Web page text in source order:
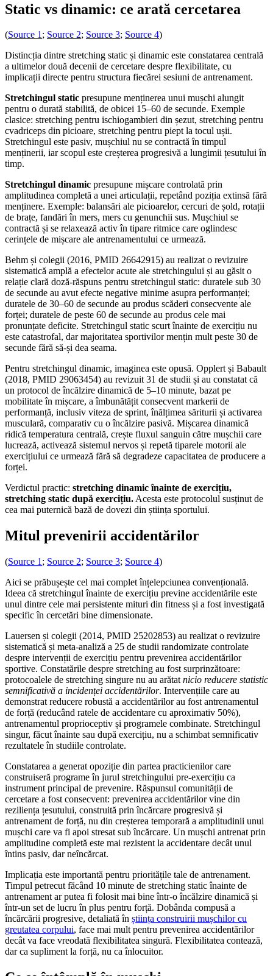
Static vs dinamic: ce arată cercetarea
(Source 1; Source 2; Source 3; Source 4)
Distincția dintre stretching static și dinamic este constatarea centrală
a ultimelor două decenii de cercetare despre flexibilitate, cu
implicații directe pentru structura fiecărei sesiuni de antrenament.
Stretchingul static presupune menținerea unui mușchi alungit
pentru o durată stabilită, de obicei 15–60 de secunde. Exemple
clasice: stretching pentru ischiogambieri din șezut, stretching pentru
cvadriceps din picioare, stretching pentru piept la tocul ușii.
Stretchingul este pasiv, mușchiul nu se contractă în timpul
menținerii, iar scopul este creșterea progresivă a lungimii țesutului în
timp.
Stretchingul dinamic presupune mișcare controlată prin
amplitudinea completă a unei articulații, repetând poziția extinsă fără
menținere. Exemple: balansări ale picioarelor, cercuri de șold, rotații
de brațe, fandări în mers, mers cu genunchii sus. Mușchiul se
contractă și se relaxează activ în tipare ritmice care oglindesc
cerințele de mișcare ale antrenamentului ce urmează.
Behm și colegii (2016, PMID 26642915) au realizat o revizuire
sistematică amplă a efectelor acute ale stretchingului și au găsit o
relație clară doză-răspuns pentru stretchingul static: duratele sub 30
de secunde au avut efecte negative minime asupra performanței;
duratele de 30–60 de secunde au produs scăderi consecvente ale
forței; duratele de peste 60 de secunde au produs cele mai
pronunțate deficite. Stretchingul static scurt înainte de exercițiu nu
este catastrofal, dar majoritatea sportivilor mențin mult peste 30 de
secunde fără să-și dea seama.
Pentru stretchingul dinamic, imaginea este opusă. Opplert și Babault
(2018, PMID 29063454) au revizuit 31 de studii și au constatat că
un protocol de încălzire dinamică de 5–10 minute, bazat pe
mobilitate în mișcare, a îmbunătățit consecvent markerii de
performanță, inclusiv viteza de sprint, înălțimea săriturii și activarea
musculară, comparativ cu o încălzire pasivă. Mișcarea dinamică
ridică temperatura centrală, crește fluxul sanguin către mușchii care
lucrează, activează sistemul nervos și repetă tiparele motorii ale
exercițiului ce urmează fără să degradeze capacitatea de producere a
forței.
Verdictul practic: stretching dinamic înainte de exercițiu,
stretching static după exercițiu.Acesta este protocolul susținut de
cea mai puternică bază de dovezi din știința sportului.
Mitul prevenirii accidentărilor
(Source 1 ; Source 2; Source 3; Source 4)
Aici se prăbușește cel mai complet înțelepciunea convențională.
Ideea că stretchingul înainte de exercițiu previne accidentările este
unul dintre cele mai persistente mituri din fitness și a fost investigată
specific în cercetări bine dimensionate.
Lauersen și colegii (2014, PMID 25202853) au realizat o revizuire
sistematică și meta-analiză a 25 de studii randomizate controlate
despre intervenții de exercițiu pentru prevenirea accidentărilor
sportive. Constatările despre stretching au fost surprinzătoare:
protocoalele de stretching singure nu au arătat nicio reducere statistic
semnificativă a incidenței accidentărilor. Intervențiile care au
demonstrat reducere robustă a accidentărilor au fost antrenamentul
de forță (reducând ratele de accidentare cu aproximativ 50%),
antrenamentul proprioceptiv și programele combinate. Stretchingul
singur, făcut înainte sau după exercițiu, nu a schimbat semnificativ
rezultatele în studiile controlate.
Constatarea a generat opoziție din partea practicienilor care
construiseră programe în jurul stretchingului pre-exercițiu ca
instrument principal de prevenire. Răspunsul comunității de
cercetare a fost consecvent: prevenirea accidentărilor vine din
reziliența țesutului, construită prin încărcare progresivă și
antrenament de forță, nu din creșterea temporară a amplitudinii unui
mușchi care va fi apoi stresat sub încărcare. Un mușchi antrenat prin
amplitudine completă este mai rezistent la accidentare decât unul
întins pasiv, dar neîncărcat.
Implicația este importantă pentru prioritățile tale de antrenament.
Timpul petrecut făcând 10 minute de stretching static înainte de
antrenament ar putea fi folosit mai bine într-o încălzire dinamică și
într-un set de lucru în plus pentru forță. Dobânda compusă a
încărcării progresive, detaliată în știința construirii mușchilor cu
greutatea corpului, face mai mult pentru prevenirea accidentărilor
decât va face vreodată flexibilitatea singură. Flexibilitatea contează,
dar ca supliment la forță, nu ca înlocuitor.